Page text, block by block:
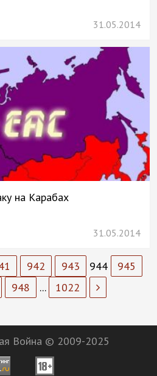
31.05.2014
на Карабах
31.05.2014
942 943 944
945
948 ... 1022
Война © 2009-2025